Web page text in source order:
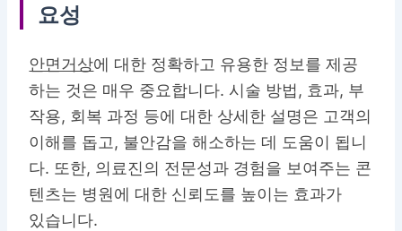
요성
안면거상에 대한 정확하고 유용한 정보를 제공
하는 것은 매우 중요합니다. 시술 방법, 효과, 부
작용, 회복 과정 등에 대한 상세한 설명은 고객의
이해를 돕고, 불안감을 해소하는 데 도움이 됩니
다. 또한, 의료진의 전문성과 경험을 보여주는 콘
텐츠는 병원에 대한 신뢰도를 높이는 효과가
있습니다.